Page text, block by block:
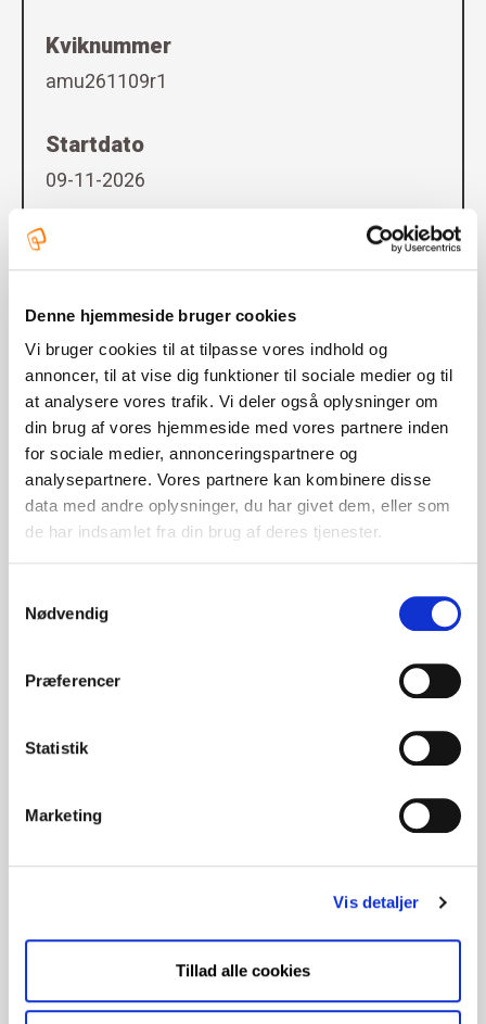
Denne hjemmeside bruger cookies
Vi bruger cookies til at tilpasse vores indhold og
annoncer, til at vise dig funktioner til sociale medier og til
at analysere vores trafik. Vi deler også oplysninger om
din brug af vores hjemmeside med vores partnere inden
for sociale medier, annonceringspartnere og
analysepartnere. Vores partnere kan kombinere disse
data med andre oplysninger, du har givet dem, eller som
de har indsamlet fra din brug af deres tjenester.
Nødvendig
Præferencer
Statistik
Marketing
Vis detaljer
Tillad alle cookies
Kviknummer
amu261109r1
Startdato
09-11-2026
Slutdato
Adgangskrav
Ingen
Undervisningstidspunkt
Dagundervisning
Min. deltagerantal
05-10-2026
Pris
betale fuld pris. Se fuld pris
på voksenuddannelse.dk